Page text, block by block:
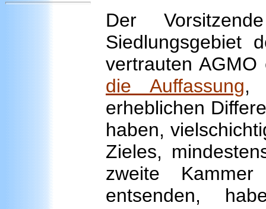
Der
Siedlungsgebiet
vertrauten
die Auffassung,
erheblichen
haben,
Zieles,
zweite
entsenden,